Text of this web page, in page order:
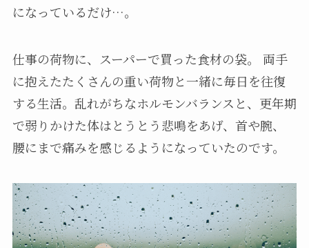
になっているだけ…。
仕事の荷物に、スーパーで買った食材の袋。 両手
に抱えたたくさんの重い荷物と一緒に毎日を往復
する生活。乱れがちなホルモンバランスと、更年期
で弱りかけた体はとうとう悲鳴をあげ、首や腕、
腰にまで痛みを感じるようになっていたのです。